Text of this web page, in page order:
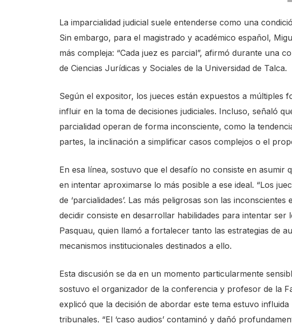
La imparcialidad judicial suele entenderse como una
Sin embargo, para el magistrado y académico español,
más compleja: “Cada juez es parcial”, afirmó durante una
de Ciencias Jurídicas y Sociales de la Universidad de Talca.
Según el expositor, los jueces están expuestos a múltiples
influir en la toma de decisiones judiciales. Incluso, señaló
parcialidad operan de forma inconsciente, como la
partes, la inclinación a simplificar casos complejos o el
En esa línea, sostuvo que el desafío no consiste en asumir
en intentar aproximarse lo más posible a ese ideal. “Los
de ‘parcialidades’. Las más peligrosas son las
decidir consiste en desarrollar habilidades para intentar ser
Pasquau, quien llamó a fortalecer tanto las estrategias de
mecanismos institucionales destinados a ello.
Esta discusión se da en un momento particularmente
sostuvo el organizador de la conferencia y profesor de la
explicó que la decisión de abordar este tema estuvo
tribunales. “El ‘caso audios’ contaminó y dañó